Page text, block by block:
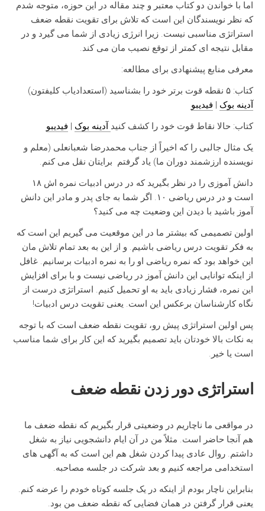
اما با خواندن دو کتاب معتبر و چند مقاله در این حوزه، متوجه شدم
که نظر نویسندگان این است که تلاش برای تقویت نقطه ضعف
استراتژی مناسبی نیست. زیرا انرژی زیادی از شما می گیرد و در
مقابل نتیجه ای کمتر از توقع نصیب مان می کند.
معرفی منابع پیشنهادی برای مطالعه:
کتاب: ۵ نقطه قوت برتر خود را بشناسید (استعدادیاب کلیفتون)
آدینه بوک | فیدیبو
کتاب: حالا نقاط قوت خود را كشف كنيد آدینه بوک | فیدیبو
یک مثال جالبی را که اخیراً از جناب محمدرضا شعبانعلی (معلم و
نویسنده ارزشمند دوران ما) یاد گرفتم برایتان نقل می کنم.
دانش آموزی را در نظر بگیرید که در درس ادبیات نمره اش ۱۸
است و در درس ریاضی ۱۰. اگر شما به جای پدر و مادر این دانش
آموز باشید با دیدن این وضعیت چه می کنید؟
اولین تصمیمی که بیشتر ما در این موقعیت می گیریم این است که
به فکر تقویت درس ریاضی باشیم. و از این به بعد تمام تلاش مان
این خواهد بود که نمره ریاضی او را به نمره ادبیات برسانیم. غافل
از اینکه توانایی این دانش آموز در ریاضی نیست و با برای افزایش
این نمره، فشار زیادی باید به او تحمیل کنیم. استراتژی درست از
نگاه کارشناسان برعکس این است. یعنی تقویت درس ادبیات!
پس اولین استراتژی پیش رو، تقویت نقطه ضعف است که با توجه
به نکات بالا خودتان باید تصمیم بگیرید که این کار برای شما مناسب
است یا خیر.
استراتژی دور زدن نقطه ضعف
در مواقعی ما ناچاریم در وضعیتی قرار بگیریم که نقطه ضعف ما
هم آنجا حاضر است. مثلاً من در آن ایام دانشجویی نیاز به شغل
داشتم. روال عادی پیدا کردن شغل هم این است که به آگهی های
استخدامی مراجعه کنیم و بعد شرکت در جلسه مصاحبه.
بنابراین ناچار بودم از اینکه در یک جلسه کوتاه خودم را عرضه کنم.
یعنی قرار گرفتن در همان فضایی که نقطه ضعف من بود.